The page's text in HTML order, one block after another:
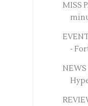
MISS
-